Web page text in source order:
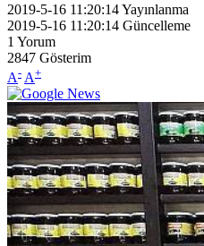
2019-5-16 11:20:14Yayınlanma
2019-5-16 11:20:14 Güncelleme
1 Yorum
2847 Gösterim
A- A+